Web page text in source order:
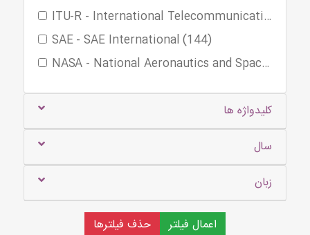
ITU-R - International Telecommunication Union/ITU Radiocommunication Sector (182)
SAE - SAE International (144)
NASA - National Aeronautics and Space Administration (NASA) (120)
کلیدواژه ها
سال
زبان
اعمال فیلتر حذف فیلترها